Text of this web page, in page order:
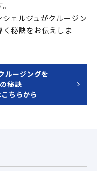
シェルジュがクルージン
く秘訣をお伝えしま
ルージングを
秘訣
ちらから